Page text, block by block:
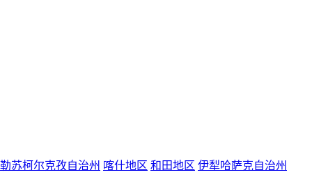
苏柯尔克孜自治州 喀什地区 和田地区 伊犁哈萨克自治州